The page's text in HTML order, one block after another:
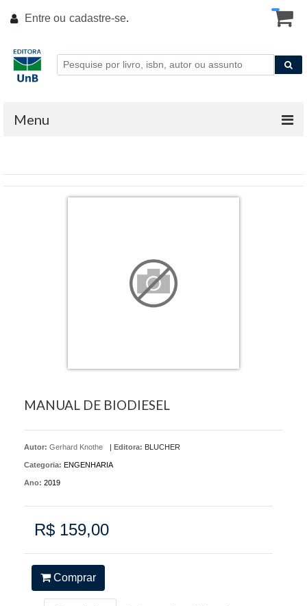
Entre ou cadastre-se.
Menu
MANUAL DE BIODIESEL
Autor: Gerhard Knothe | Editora: BLUCHER
Categoria: ENGENHARIA
Ano: 2019
R$ 159,00
Comprar